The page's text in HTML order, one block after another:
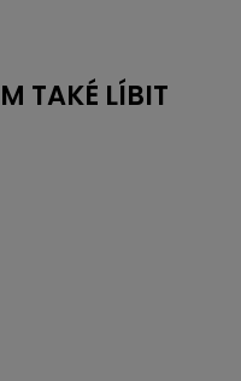
TAKÉ LÍBIT